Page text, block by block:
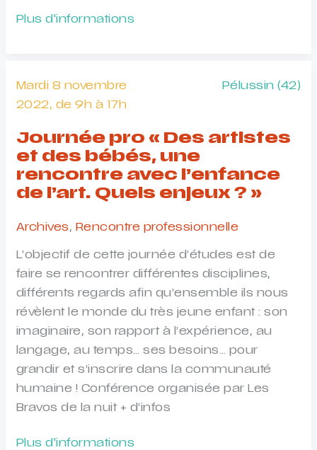
Rencontres
jeune
public
Plus d'informations
Mardi 8 novembre
2022, de 9h à 17h
Pélussin (42)
Journée pro « Des artistes
et des bébés, une
rencontre avec l’enfance
de l’art. Quels enjeux ? »
Archives , Rencontre professionnelle
L’objectif de cette journée d’études est de
faire se rencontrer différentes disciplines,
différents regards afin qu’ensemble ils nous
révèlent le monde du très jeune enfant : son
imaginaire, son rapport à l’expérience, au
langage, au temps… ses besoins… pour
grandir et s’inscrire dans la communauté
humaine ! Conférence organisée par Les
Bravos de la nuit + d’infos
Journée
Plus d'informations